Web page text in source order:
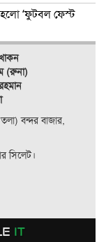
‘ফুটবল ফেস্ট
(রুনা)
বন্দর বাজার,
সিলেট।